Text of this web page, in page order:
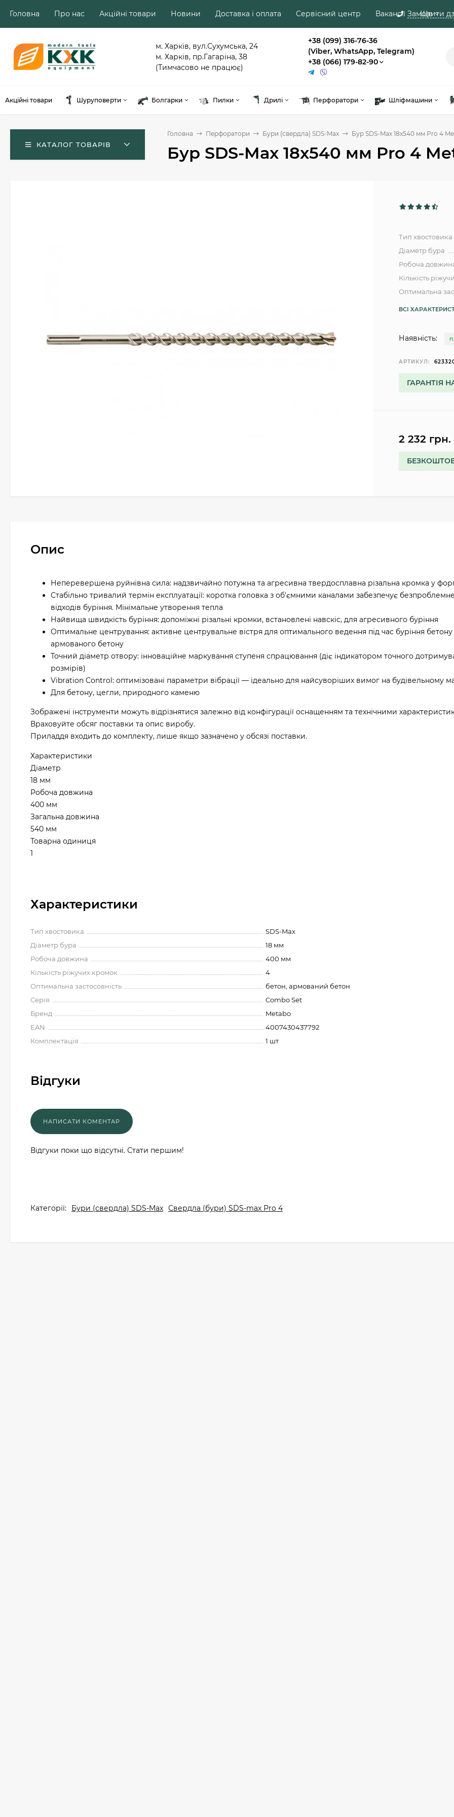
Замовити
Головна Про нас Акційні товари Новини Доставка і оплата Сервісний центр Вакансії Ще
м. Харків, вул.Сухумська, 24
м. Харків, пр.Гагаріна, 38
(Тимчасово не працює)
+38 (099) 316-76-36
(Viber, WhatsApp, Telegram)
+38 (066) 179-82-90
Акційні товари Шуруповерти Болгарки Пилки Дрилі Перфоратори Шліфмашини
КАТАЛОГ ТОВАРІВ
Головна Перфоратори Бури (свердла) SDS-Max Бур SDS-Max 18x540 мм Pro 4
Бур SDS-Max 18x540 мм Pro 4
Тип хвостовика
Діаметр бура
Робоча
Кількість
Оптимальна
ВСІ
Наявність:
АРТИКУЛ:
ГАРАНТІЯ
2 232 грн.
Опис
Неперевершена руйнівна сила: надзвичайно потужна та агресивна твердосплавна різальна кромка у
Стабільно тривалий термін експлуатації: коротка головка з об'ємними каналами забезпечує
відходів буріння. Мінімальне утворення тепла
Найвища швидкість буріння: допоміжні різальні кромки, встановлені навскіс, для агресивного буріння
Оптимальне центрування: активне центрувальне вістря для оптимального ведення під час буріння бетону
армованого бетону
Точний діаметр отвору: інноваційне маркування ступеня спрацювання (діє індикатором точного
розмірів)
Vibration Control: оптимізовані параметри вібрації — ідеально для найсуворіших вимог на будівельному
Для бетону, цегли, природного каменю
Зображені інструменти можуть відрізнятися залежно від конфігурації оснащенням та технічними
Враховуйте обсяг поставки та опис виробу.
Приладдя входить до комплекту, лише якщо зазначено у обсязі поставки.
Характеристики
Діаметр
18 мм
Робоча довжина
400 мм
Загальна довжина
540 мм
Товарна одиниця
1
Характеристики
Тип хвостовика
SDS-Max
Діаметр бура
18 мм
Робоча довжина
400 мм
Кількість ріжучих кромок
4
Оптимальна застосовність
бетон, армований бетон
Серія
Combo Set
Бренд
Metabo
EAN
4007430437792
Комплектація
1 шт
Відгуки
Відгуки поки що відсутні. Стати першим!
Категорії: Бури (свердла) SDS-Max Свердла (бури) SDS-max Pro 4